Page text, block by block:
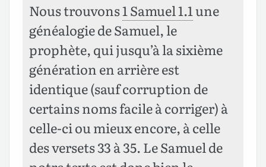
Nous trouvons1 Samuel 1.1une
généalogie de Samuel, le
prophète, qui jusqu’à la sixième
génération en arrière est
identique (sauf corruption de
certains noms facile à corriger) à
celle-ci ou mieux encore, à celle
des versets 33 à 35. Le Samuel de